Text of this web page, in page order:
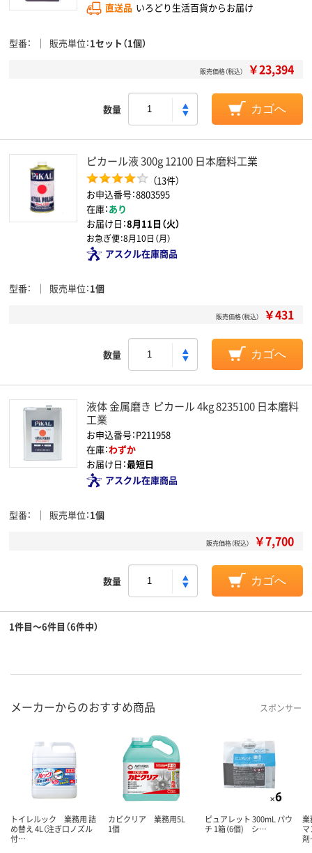
直送品 いろどり生活百貨からお届け
型番 販売単位 1セット（1個）
販売価格（税込） ￥23,394
数量 カゴへ
ピカール液 300g 12100 日本磨料工業
（13件）
お申込番号：8803595
在庫：あり
お届け日：8月11日（火）
お急ぎ便：8月10日（月）
アスクル在庫商品
型番 販売単位 1個
販売価格（税込） ￥431
数量 カゴへ
液体 金属磨き ピカール 4kg 8235100 日本磨料
工業
お申込番号：P211958
在庫：わずか
お届け日：最短日
アスクル在庫商品
型番 販売単位 1個
販売価格（税込） ￥7,700
数量 カゴへ
1件目～6件目（6件中）
メーカーからのおすすめ商品 スポンサー
トイレルック 業務用 詰
め替え 4L（注ぎ口ノズル
付…
カビクリア 業務用5L
1個
ピュアレット 300mL パウ
チ 1箱（6個) シ…
業